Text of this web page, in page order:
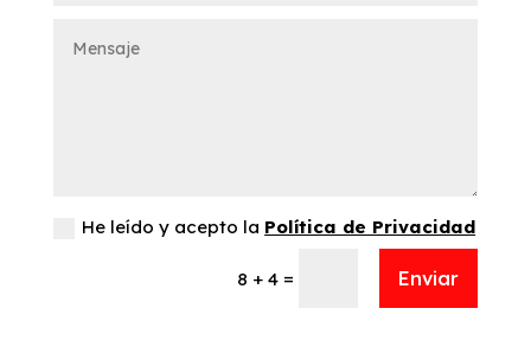
He leído y acepto la Política de Privacidad
8 + 4 = Enviar